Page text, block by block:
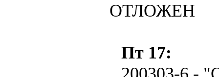
ОТЛОЖЕН
Пт 17: